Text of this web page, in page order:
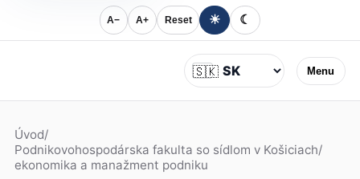
A− A+ Reset ☀ ☾
Menu
Jazyk
🇸🇰
Úvod/
Podnikovohospodárska fakulta so sídlom v Košiciach/
ekonomika a manažment podniku